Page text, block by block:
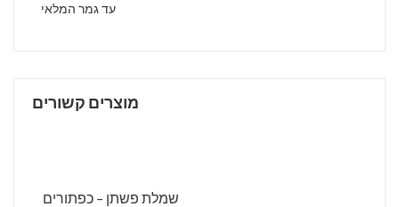
עד גמר המלאי
מוצרים קשורים
שמלת פשתן – כפתורים